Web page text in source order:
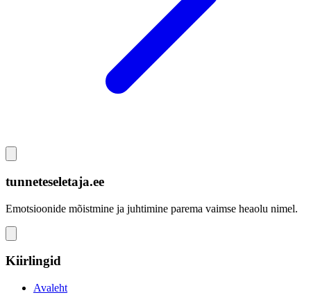
tunneteseletaja.ee
Emotsioonide mõistmine ja juhtimine parema vaimse heaolu nimel.
Kiirlingid
Avaleht